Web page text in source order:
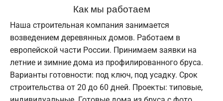
Как мы работаем
Наша строительная компания занимается
возведением деревянных домов. Работаем в
европейской части России. Принимаем заявки на
летние и зимние дома из профилированного бруса.
Варианты готовности: под ключ, под усадку. Срок
строительства от 20 до 60 дней. Проекты: типовые,